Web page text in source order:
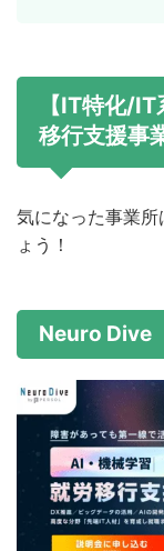
【IT特化/
移行支援事
気になった事業
ょう！
Neuro Dive